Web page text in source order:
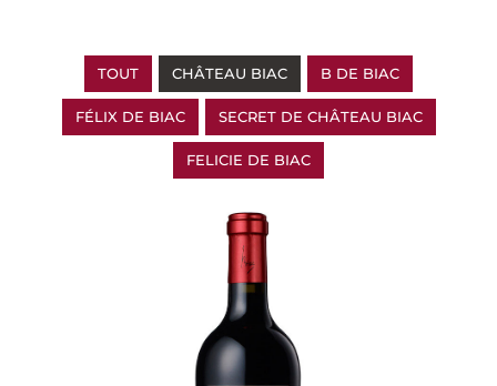
TOUT CHÂTEAU BIAC B DE BIAC
FÉLIX DE BIAC SECRET DE CHÂTEAU BIAC
FELICIE DE BIAC